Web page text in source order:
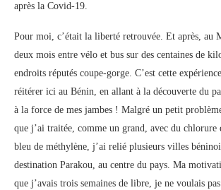
après la Covid-19.
Pour moi, c’était la liberté retrouvée. Et après, au
deux mois entre vélo et bus sur des centaines de
endroits réputés coupe-gorge. C’est cette
réitérer ici au Bénin, en allant à la découverte du
à la force de mes jambes ! Malgré un petit
que j’ai traitée, comme un grand, avec du chlorure
bleu de méthylène, j’ai relié plusieurs villes
destination Parakou, au centre du pays. Ma
que j’avais trois semaines de libre, je ne voulais